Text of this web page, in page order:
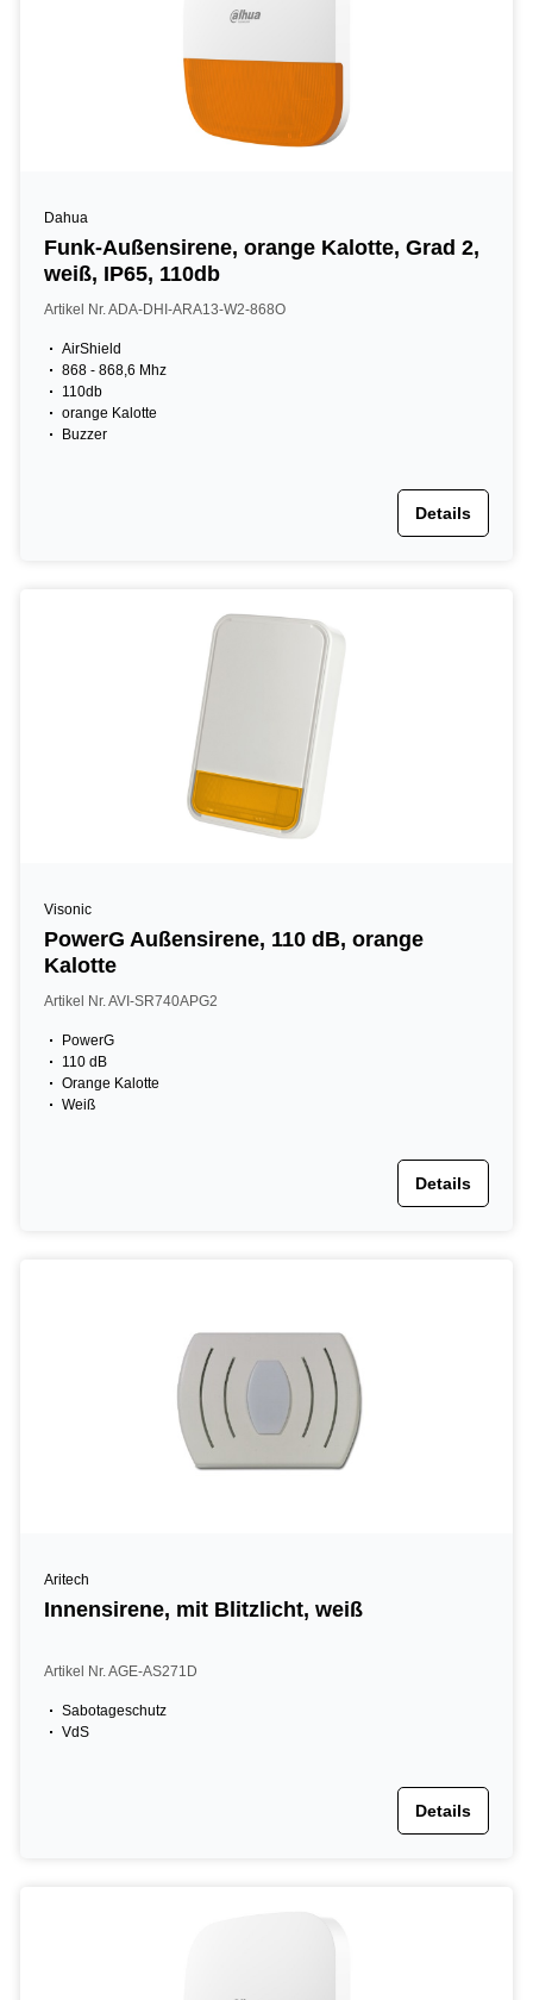
Dahua
Funk-Außensirene, orange Kalotte, Grad 2,
weiß, IP65, 110db
Artikel Nr. ADA-DHI-ARA13-W2-868O
AirShield
868 - 868,6 Mhz
110db
orange Kalotte
Buzzer
Details
Visonic
PowerG Außensirene, 110 dB, orange
Kalotte
Artikel Nr. AVI-SR740APG2
PowerG
110 dB
Orange Kalotte
Weiß
Details
Aritech
Innensirene, mit Blitzlicht, weiß
Artikel Nr. AGE-AS271D
Sabotageschutz
VdS
Details